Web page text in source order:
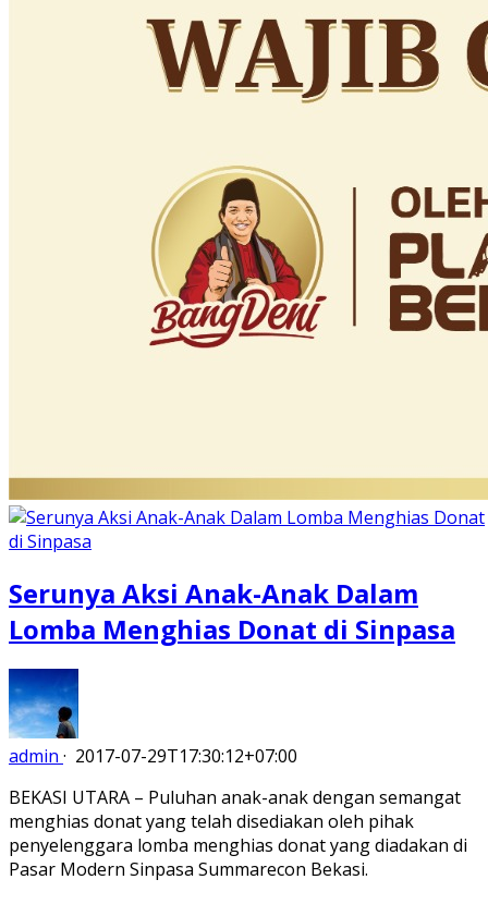
Serunya Aksi Anak-Anak Dalam
Lomba Menghias Donat di Sinpasa
admin · 2017-07-29T17:30:12+07:00
BEKASI UTARA – Puluhan anak-anak dengan semangat
menghias donat yang telah disediakan oleh pihak
penyelenggara lomba menghias donat yang diadakan di
Pasar Modern Sinpasa Summarecon Bekasi.